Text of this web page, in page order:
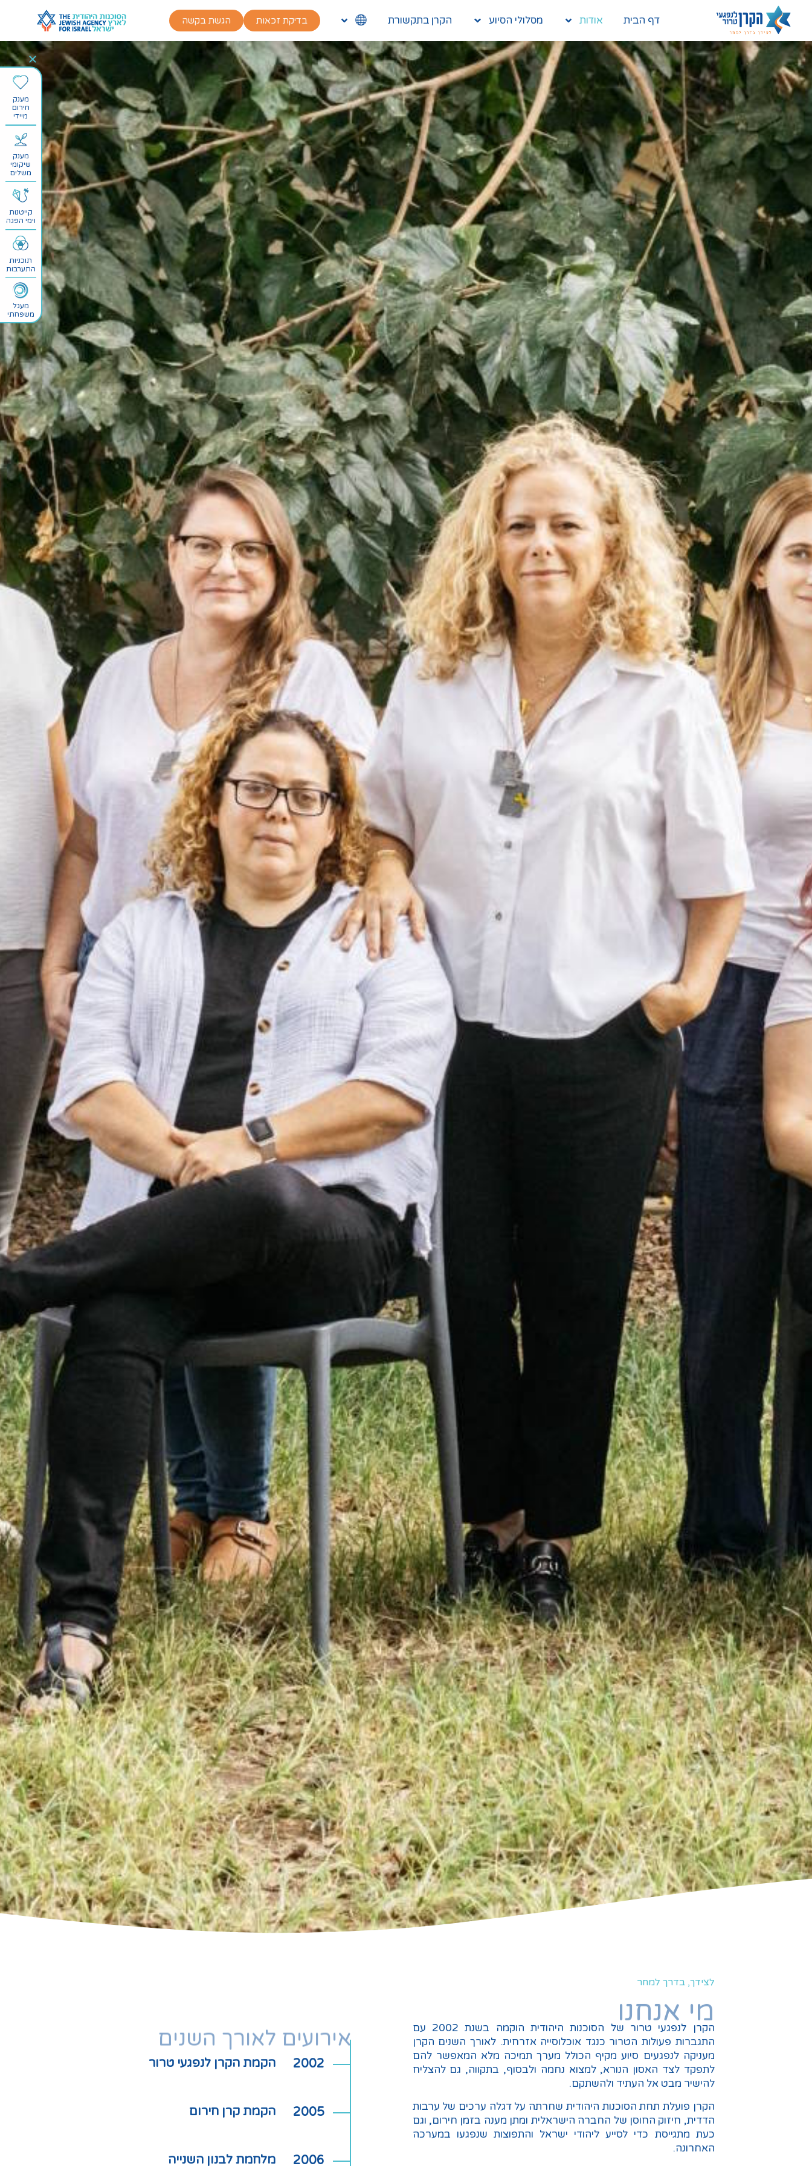
דף הבית אודות מסלולי הסיוע הקרן בתקשורת בדיקת זכאות הגשת בקשה
לצידך, בדרך למחר
מי אנחנו
הקרן לנפגעי טרור של הסוכנות היהודית הוקמה בשנת 2002 עם
התגברות פעולות הטרור כנגד אוכלוסייה אזרחית. לאורך השנים הקרן
מעניקה לנפגעים סיוע מקיף הכולל מערך תמיכה מלא המאפשר להם
לתפקד לצד האסון הנורא, למצוא נחמה ולבסוף, בתקווה, גם להצליח
להישיר מבט אל העתיד ולהשתקם.
הקרן פועלת תחת הסוכנות היהודית שחרתה על דגלה ערכים של ערבות
הדדית, חיזוק החוסן של החברה הישראלית ומתן מענה בזמן חירום, וגם
כעת מתגייסת כדי לסייע ליהודי ישראל והתפוצות שנפגעו במערכה
האחרונה.
אירועים לאורך השנים
2002 הקמת הקרן לנפגעי טרור
2005 הקמת קרן חירום
2006 מלחמת לבנון השנייה
מענק
חירום
מיידי
מענק
שיקומי
משלים
קייטנות
וימי הפגה
תוכניות
התערבות
מעגל
משפחתי